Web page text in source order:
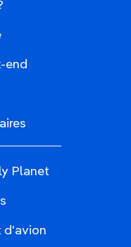
end
Planet
d'avion